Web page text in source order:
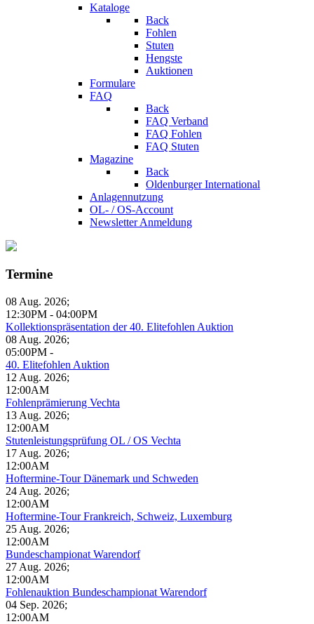
Kataloge
Back
Fohlen
Stuten
Hengste
Auktionen
Formulare
FAQ
Back
FAQ Verband
FAQ Fohlen
FAQ Stuten
Magazine
Back
Oldenburger International
Anlagennutzung
OL- / OS-Account
Newsletter Anmeldung
Termine
08 Aug. 2026;
12:30PM - 04:00PM
Kollektionspräsentation der 40. Elitefohlen Auktion
08 Aug. 2026;
05:00PM -
40. Elitefohlen Auktion
12 Aug. 2026;
12:00AM
Fohlenprämierung Vechta
13 Aug. 2026;
12:00AM
Stutenleistungsprüfung OL / OS Vechta
17 Aug. 2026;
12:00AM
Hoftermine-Tour Dänemark und Schweden
24 Aug. 2026;
12:00AM
Hoftermine-Tour Frankreich, Schweiz, Luxemburg
25 Aug. 2026;
12:00AM
Bundeschampionat Warendorf
27 Aug. 2026;
12:00AM
Fohlenauktion Bundeschampionat Warendorf
04 Sep. 2026;
12:00AM